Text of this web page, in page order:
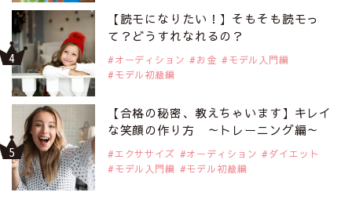
【読モになりたい！】そもそも読モっ
て？どうすれなれるの？
オーディション お金
モデル入門編
モデル初級編
【合格の秘密、教えちゃいます】キレイ
な笑顔の作り方 ～トレーニング編～
エクササイズ オーディション
ダイエット
モデル入門編
モデル初級編